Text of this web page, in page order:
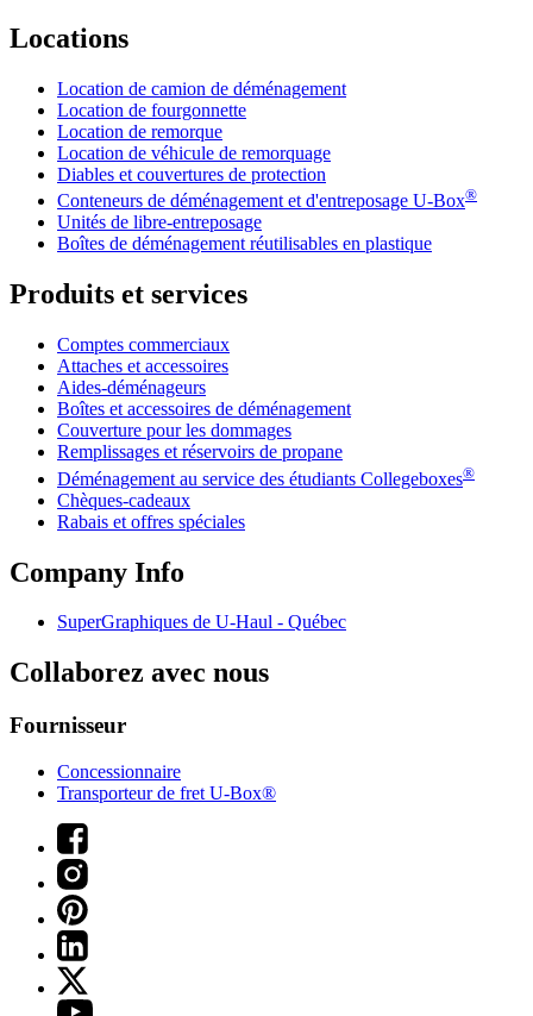
Locations
Location de camion de déménagement
Location de fourgonnette
Location de remorque
Location de véhicule de remorquage
Diables et couvertures de protection
Conteneurs de déménagement et d'entreposage U-Box®
Unités de libre-entreposage
Boîtes de déménagement réutilisables en plastique
Produits et services
Comptes commerciaux
Attaches et accessoires
Aides-déménageurs
Boîtes et accessoires de déménagement
Couverture pour les dommages
Remplissages et réservoirs de propane
Déménagement au service des étudiants Collegeboxes®
Chèques-cadeaux
Rabais et offres spéciales
Company Info
SuperGraphiques de U-Haul - Québec
Collaborez avec nous
Fournisseur
Concessionnaire
Transporteur de fret U-Box®